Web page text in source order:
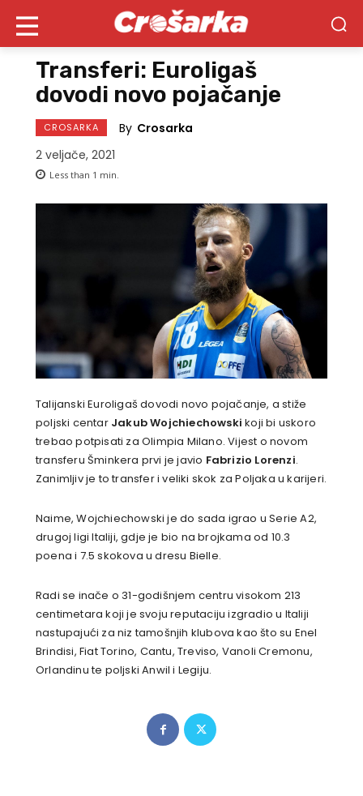
Transferi: Euroligaš
dovodi novo pojačanje
CROSARKA By Crosarka
2 veljače, 2021
Less than 1 min.
Talijanski Euroligaš dovodi novo pojačanje, a stiže
poljski centar Jakub Wojchiechowski koji bi uskoro
trebao potpisati za Olimpia Milano. Vijest o novom
transferu Šminkera prvi je javio Fabrizio Lorenzi.
Zanimljiv je to transfer i veliki skok za Poljaka u karijeri.
Naime, Wojchiechowski je do sada igrao u Serie A2,
drugoj ligi Italiji, gdje je bio na brojkama od 10.3
poena i 7.5 skokova u dresu Bielle.
Radi se inače o 31-godišnjem centru visokom 213
centimetara koji je svoju reputaciju izgradio u Italiji
nastupajući za niz tamošnjih klubova kao što su Enel
Brindisi, Fiat Torino, Cantu, Treviso, Vanoli Cremonu,
Orlandinu te poljski Anwil i Legiju.